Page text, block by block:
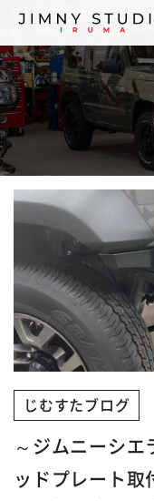
じむすたブログ
～ジムニーシ
ッドプレート取